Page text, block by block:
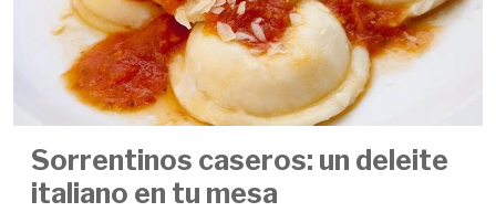
Sorrentinos caseros: un deleite
italiano en tu mesa